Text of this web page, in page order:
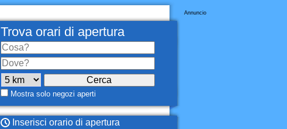
Annuncio
Trova orari di apertura
Mostra solo negozi aperti
Inserisci orario di apertura